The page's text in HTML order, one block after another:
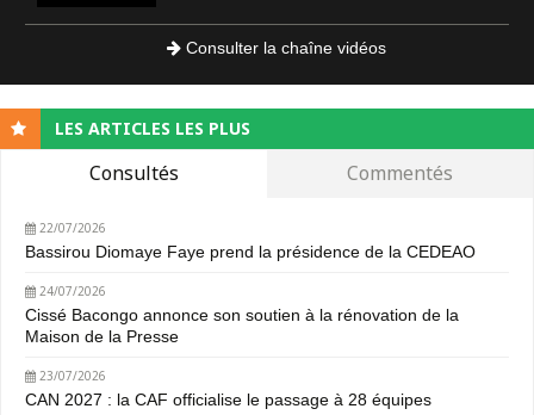
Consulter la chaîne vidéos
LES ARTICLES LES PLUS
Consultés Commentés
22/07/2026
Bassirou Diomaye Faye prend la présidence de la CEDEAO
24/07/2026
Cissé Bacongo annonce son soutien à la rénovation de la
Maison de la Presse
23/07/2026
CAN 2027 : la CAF officialise le passage à 28 équipes